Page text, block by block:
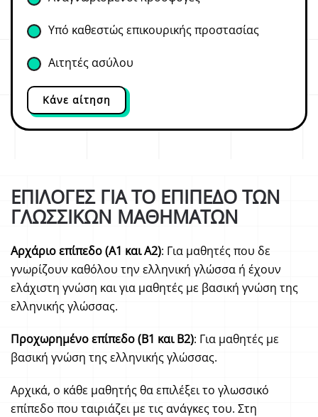
Υπό καθεστώς επικουρικής προστασίας
Αιτητές ασύλου
Κάνε αίτηση
ΕΠΙΛΟΓΈΣ ΓΙΑ ΤΟ ΕΠΊΠΕΔΟ ΤΩΝ
ΓΛΩΣΣΙΚΏΝ ΜΑΘΗΜΆΤΩΝ
Αρχάριο επίπεδο (Α1 και Α2): Για μαθητές που δε
γνωρίζουν καθόλου την ελληνική γλώσσα ή έχουν
ελάχιστη γνώση και για μαθητές με βασική γνώση της
ελληνικής γλώσσας.
Προχωρημένο επίπεδο (Β1 και Β2): Για μαθητές με
βασική γνώση της ελληνικής γλώσσας.
Αρχικά, ο κάθε μαθητής θα επιλέξει το γλωσσικό
επίπεδο που ταιριάζει με τις ανάγκες του. Στη